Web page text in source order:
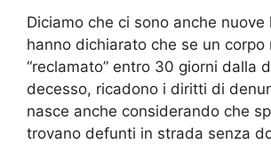
Diciamo che ci sono anche nuove
hanno dichiarato che se un corpo
“reclamato” entro 30 giorni dalla
decesso, ricadono i diritti di
nasce anche considerando che
trovano defunti in strada senza